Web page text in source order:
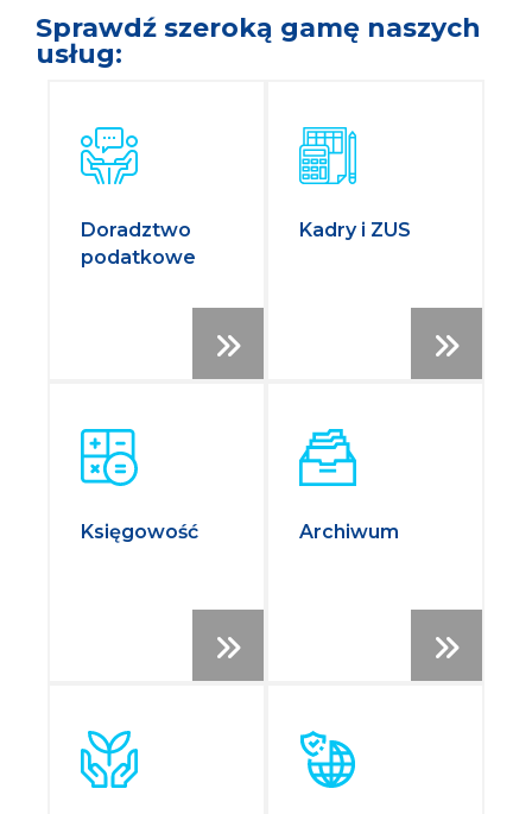
Sprawdź szeroką gamę naszych
usług:
Doradztwo
podatkowe
Kadry i ZUS
Księgowość Archiwum